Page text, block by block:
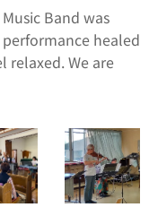
Band was
healed
relaxed. We are